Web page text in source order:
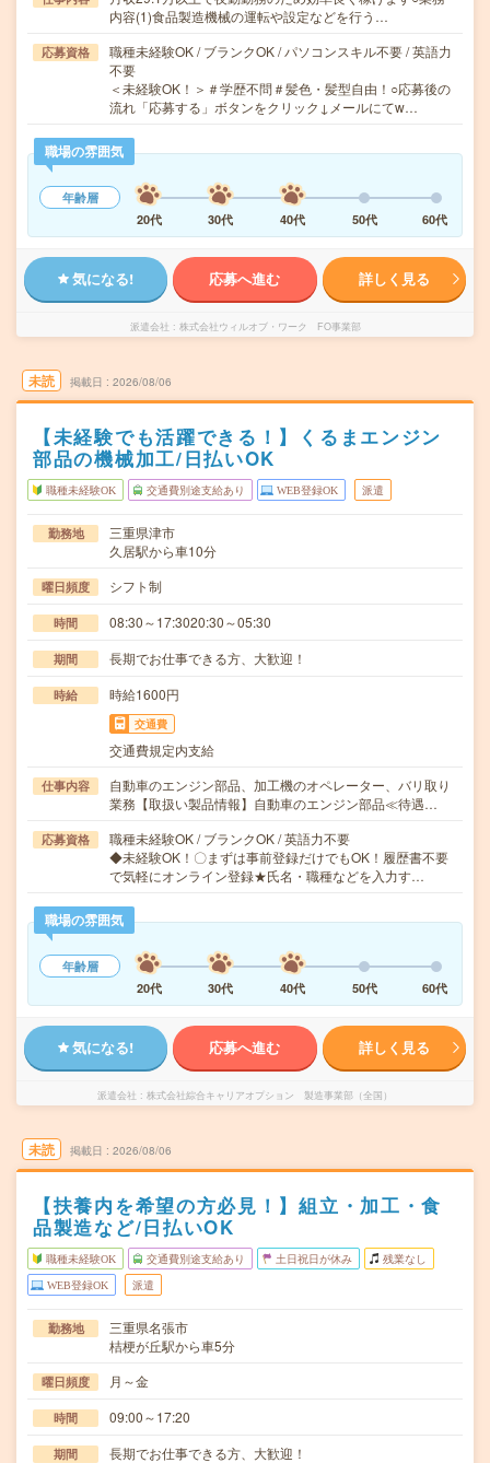
内容(1)食品製造機械の運転や設定などを行う…
応募資格
職種未経験OK / ブランクOK / パソコンスキル不要 / 英語力
不要
＜未経験OK！＞＃学歴不問＃髪色・髪型自由！○応募後の
流れ「応募する」ボタンをクリック↓メールにてw…
職場の雰囲気
年齢層
20代
30代 40代 50代 60代
気になる! 応募へ進む 詳しく見る
派遣会社 株式会社ウィルオブ・ワーク FO事業部
未読 掲載日 2026/08/06
【未経験でも活躍できる！】くるまエンジン
部品の機械加工/日払いOK
職種未経験OK 交通費別途支給あり WEB登録OK 派遣
勤務地
三重県津市
久居駅から車10分
曜日頻度 シフト制
時間 08:30～17:3020:30～05:30
期間 長期でお仕事できる方、大歓迎！
時給 時給1600円
交通費
交通費規定内支給
仕事内容
自動車のエンジン部品、加工機のオペレーター、バリ取り
業務【取扱い製品情報】自動車のエンジン部品≪待遇…
応募資格
職種未経験OK / ブランクOK / 英語力不要
◆未経験OK！〇まずは事前登録だけでもOK！履歴書不要
で気軽にオンライン登録★氏名・職種などを入力す…
職場の雰囲気
年齢層
20代
30代 40代 50代 60代
気になる! 応募へ進む 詳しく見る
派遣会社 株式会社綜合キャリアオプション 製造事業部（全国）
未読 掲載日 2026/08/06
【扶養内を希望の方必見！】組立・加工・食
品製造など/日払いOK
職種未経験OK 交通費別途支給あり 土日祝日が休み 残業なし
WEB登録OK 派遣
勤務地
三重県名張市
桔梗が丘駅から車5分
曜日頻度 月～金
時間 09:00～17:20
期間 長期でお仕事できる方、大歓迎！